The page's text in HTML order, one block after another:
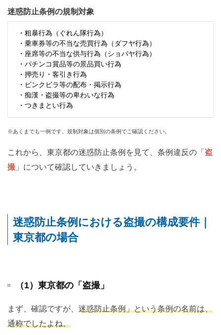
迷惑防止条例の規制対象
・粗暴行為（ぐれん隊行為）
・乗車券等の不当な売買行為（ダフヤ行為）
・座席等の不当な供与行為（ショバヤ行為）
・パチンコ賞品等の景品買い行為
・押売り・客引き行為
・ピンクビラ等の配布・掲示行為
・痴漢・盗撮等の卑わいな行為
・つきまとい行為
※あくまでも一例です。規制対象は個別の条例でご確認ください。
これから、東京都の迷惑防止条例を見て、条例違反の「 盗
撮 」について確認していきましょう。
迷惑防止条例における盗撮の構成要件｜
東京都の場合
（1）東京都の「盗撮」
まず、確認ですが、 迷惑防止条例」という条例の名前は、
通称でしたよね。